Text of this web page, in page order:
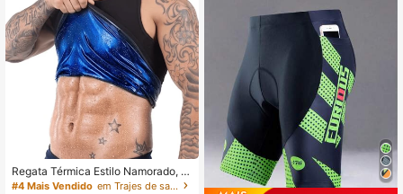
Regata Térmica Estilo Namorado, Ci
nta Modeladora, Queima de Gordur
#4 Mais Vendido
em Trajes de sauna masculinos